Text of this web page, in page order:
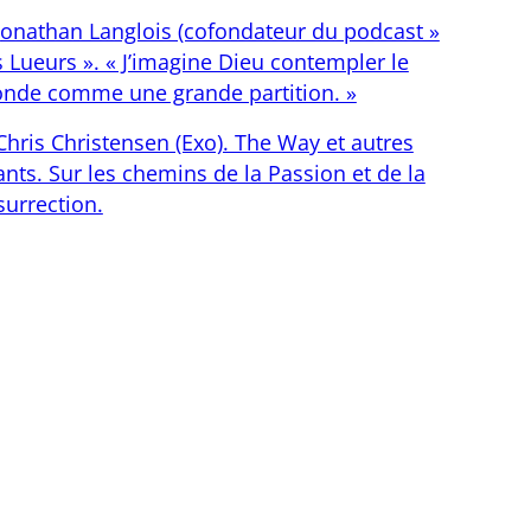
Langlois (cofondateur du podcast »
Lueurs ». « J’imagine Dieu contempler le
comme une grande partition. »
Christensen (Exo). The Way et autres
Sur les chemins de la Passion et de la